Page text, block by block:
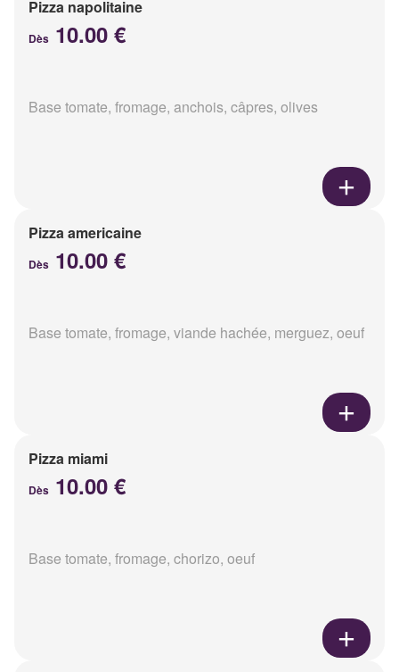
Pizza napolitaine
Dès 10.00 €
Base tomate, fromage, anchois, câpres, olives
Pizza americaine
Dès 10.00 €
Base tomate, fromage, viande hachée, merguez, oeuf
Pizza miami
Dès 10.00 €
Base tomate, fromage, chorizo, oeuf